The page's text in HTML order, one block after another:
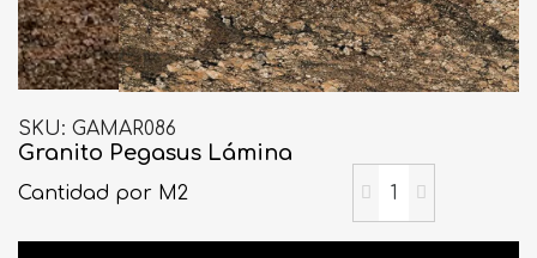
SKU GAMAR086
Granito Pegasus Lámina
Cantidad por M2